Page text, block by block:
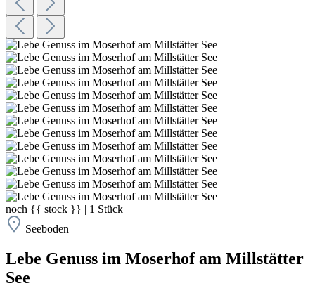
noch {{ stock }} | 1 Stück
Seeboden
Lebe Genuss im Moserhof am Millstätter
See